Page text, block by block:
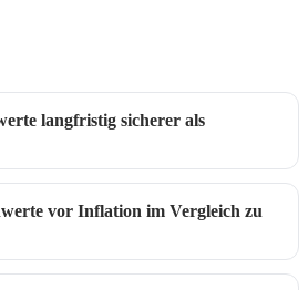
langfristig sicherer als
vor Inflation im Vergleich zu